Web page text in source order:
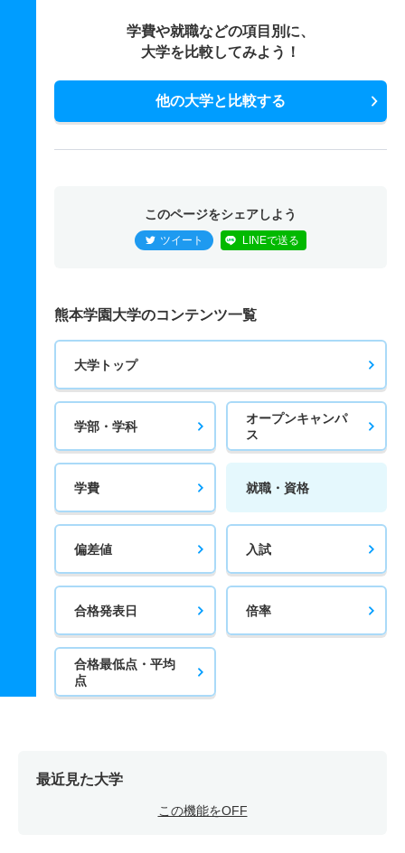
学費や就職などの項目別に、
大学を比較してみよう！
他の大学と比較する
このページをシェアしよう
ツイート LINEで送る
熊本学園大学のコンテンツ一覧
大学トップ
学部・学科
オープンキャンパ
ス
学費 就職・資格
偏差値 入試
合格発表日 倍率
合格最低点・平均
点
最近見た大学
この機能をOFF